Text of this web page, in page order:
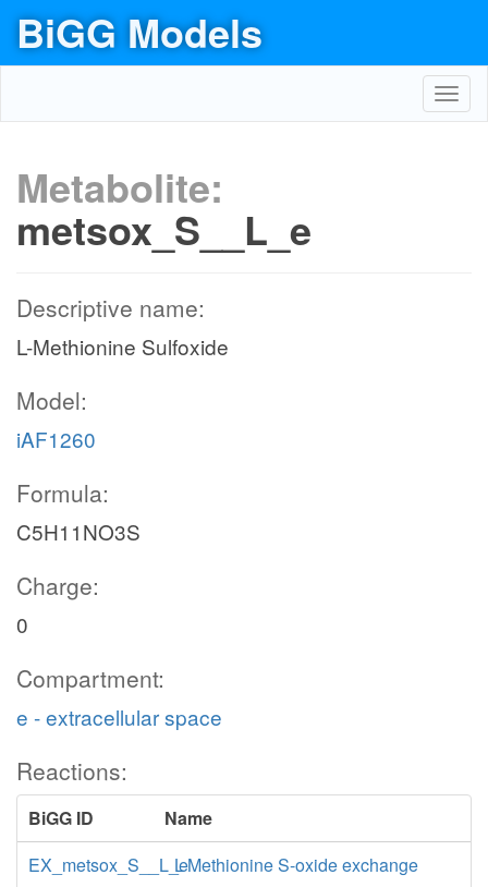
BiGG Models
Metabolite:
metsox_S__L_e
Descriptive name:
L-Methionine Sulfoxide
Model:
iAF1260
Formula:
C5H11NO3S
Charge:
0
Compartment:
e - extracellular space
Reactions:
BiGG ID
Name
EX_metsox_S__L_eL-Methionine S-oxide exchange